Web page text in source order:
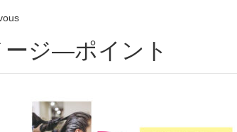
ージ―ポイント